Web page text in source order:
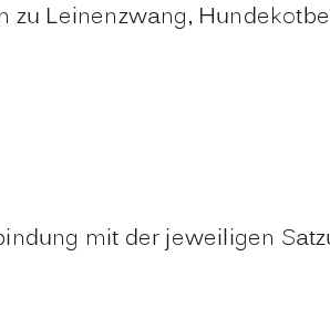
zu Leinenzwang,
mit der jeweiligen